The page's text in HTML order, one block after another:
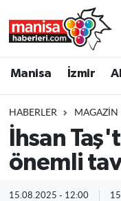
Manisa İzmir
HABERLER MAGAZIN
İhsan
önemli
15.08.2025 - 12:00
Turgutlu
Salihli
Manisa Nöbetçi
Manisa Trafik
Süper Lig Puan